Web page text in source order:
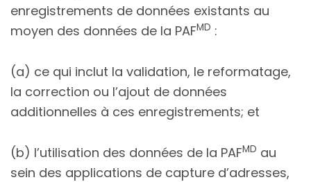
enregistrements de données existants au
moyen des données de la PAFMD :
(a) ce qui inclut la validation, le reformatage,
la correction ou l’ajout de données
additionnelles à ces enregistrements; et
(b) l’utilisation des données de la PAFMD au
sein des applications de capture d’adresses,